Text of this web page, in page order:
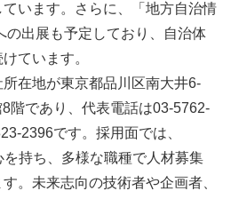
います。さらに、「地方自治情
の出展も予定しており、自治体
ています。
在地が東京都品川区南大井6-
階であり、代表電話は03-5762-
2396です。採用面では、
持ち、多様な職種で人材募集
。未来志向の技術者や企画者、